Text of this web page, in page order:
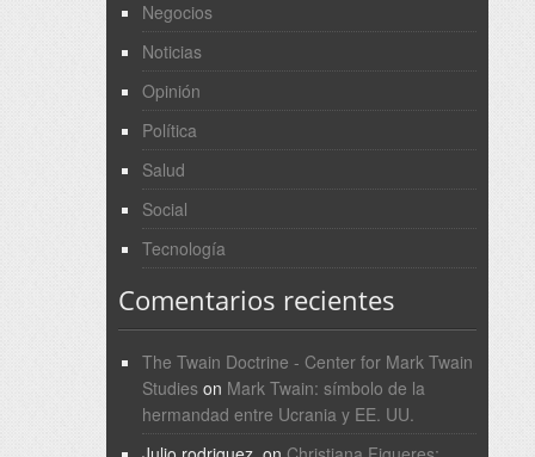
Negocios
Noticias
Opinión
Política
Salud
Social
Tecnología
Comentarios recientes
The Twain Doctrine - Center for Mark Twain
Studieson Mark Twain: símbolo de la
hermandad entre Ucrania y EE. UU.